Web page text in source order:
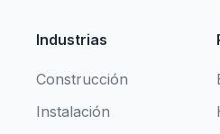
Industrias
Construcción
Instalación